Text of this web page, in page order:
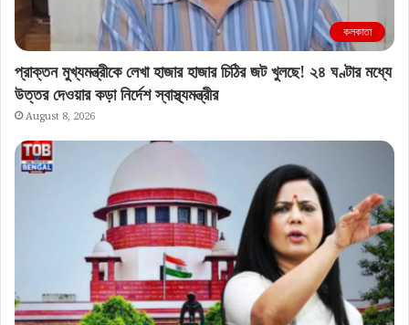
কলকাতা
প্রাক্তন মুখ্যমন্ত্রীকে লেখা হাজার হাজার চিঠির জট খুলছে! ২৪ ঘণ্টার মধ্যে
উত্তর দেওয়ার কড়া নির্দেশ স্বাস্থ্যমন্ত্রীর
August 8, 2026